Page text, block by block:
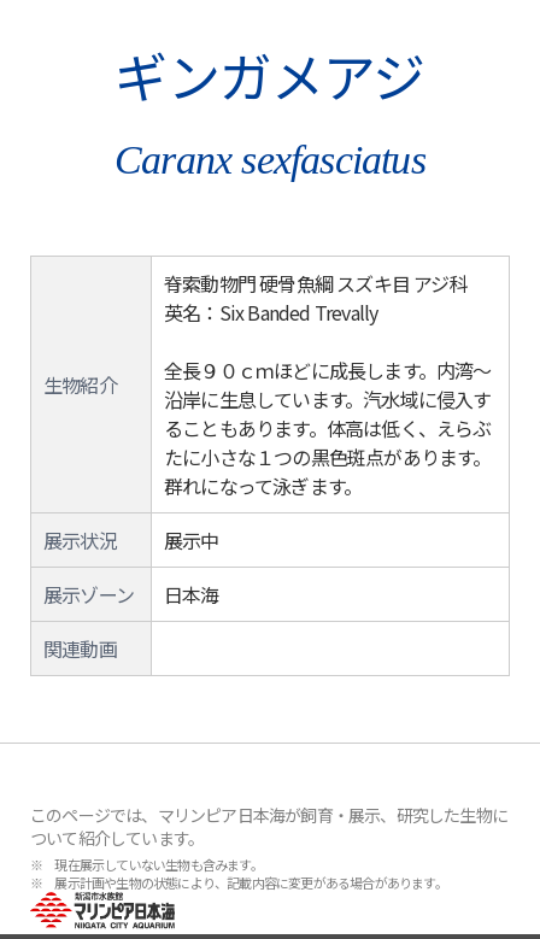
ギンガメアジ
Caranx sexfasciatus
生物紹介
脊索動物門 硬骨魚綱 スズキ目 アジ科
英名：Six Banded Trevally
全長９０ｃｍほどに成長します。内湾～
沿岸に生息しています。汽水域に侵入す
ることもあります。体高は低く、えらぶ
たに小さな１つの黒色斑点があります。
群れになって泳ぎます。
展示状況
展示中
展示ゾーン
日本海
関連動画
このページでは、マリンピア日本海が飼育・展示、研究した生物に
ついて紹介しています。
※ 現在展示していない生物も含みます。
※ 展示計画や生物の状態により、記載内容に変更がある場合があります。